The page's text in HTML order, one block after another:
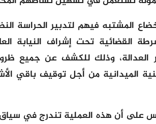
المشتبه فيهم لتدبير الحراسة
القضائية تحت إشراف النيابة
العدالة، وذلك للكشف عن جميع
الميدانية من أجل توقيف باقي
على أن هذه العملية تندرج في سياق